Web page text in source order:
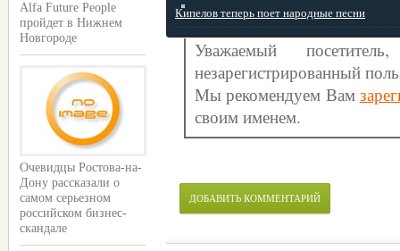
Alfa Future People
пройдет в Нижнем
Новгороде
Очевидцы Ростова-на-
Дону рассказали о
самом серьезном
российском бизнес-
скандале
Кипелов теперь поет народные песни
Уважаемый
незарегистрированный
Мы рекомендуем Вам
своим именем.
ДОБАВИТЬ КОММЕНТАРИЙ